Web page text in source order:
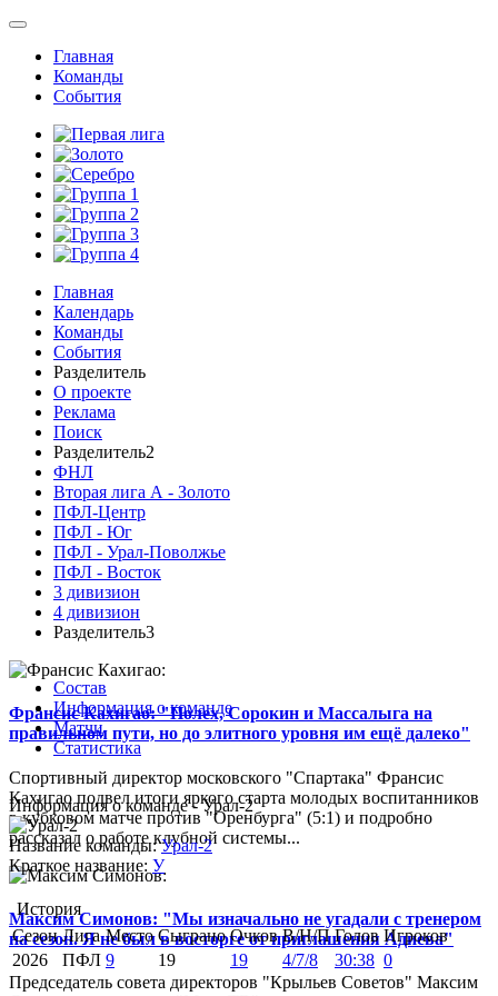
Главная
Команды
События
Главная
Календарь
Команды
События
Разделитель
О проекте
Реклама
Поиск
Разделитель2
ФНЛ
Вторая лига А - Золото
ПФЛ-Центр
ПФЛ - Юг
ПФЛ - Урал-Поволжье
ПФЛ - Восток
3 дивизион
4 дивизион
Разделитель3
Франсис Кахигао: "Полех, Сорокин и Массалыга на
правильном пути, но до элитного уровня им ещё далеко"
Спортивный директор московского "Спартака" Франсис
Кахигао подвел итоги яркого старта молодых воспитанников
в кубковом матче против "Оренбурга" (5:1) и подробно
рассказал о работе клубной системы...
Максим Симонов: "Мы изначально не угадали с тренером
на сезон. Я не был в восторге от приглашения Адиева"
Председатель совета директоров "Крыльев Советов" Максим
Состав
Информация о команде
Матчи
Статистика
Информация о команде - Урал-2
Название команды: Урал-2
Краткое название: У
История
Сезон Лига Место Сыграно Очков В/Н/П Голов Игроков
2026
ПФЛ 9 19 19 4/7/8 30:38 0